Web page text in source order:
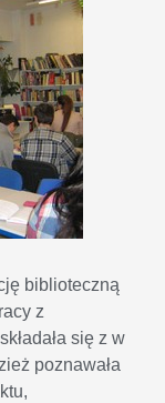
biblioteczną
z
się z w
poznawała